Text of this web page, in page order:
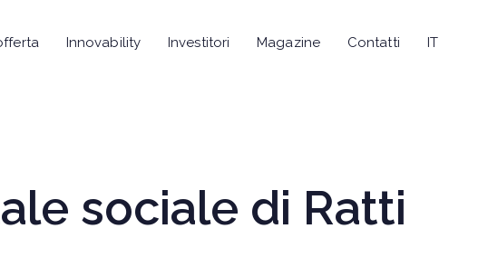
Innovability Investitori Magazine Contatti IT
sociale di Ratti